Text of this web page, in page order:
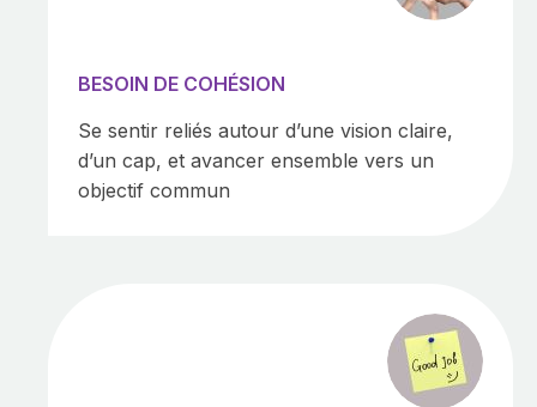
BESOIN DE COHÉSION
Se sentir reliés autour d’une vision claire,
d’un cap, et avancer ensemble vers un
objectif commun